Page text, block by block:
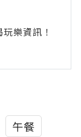
樂資訊！
午餐